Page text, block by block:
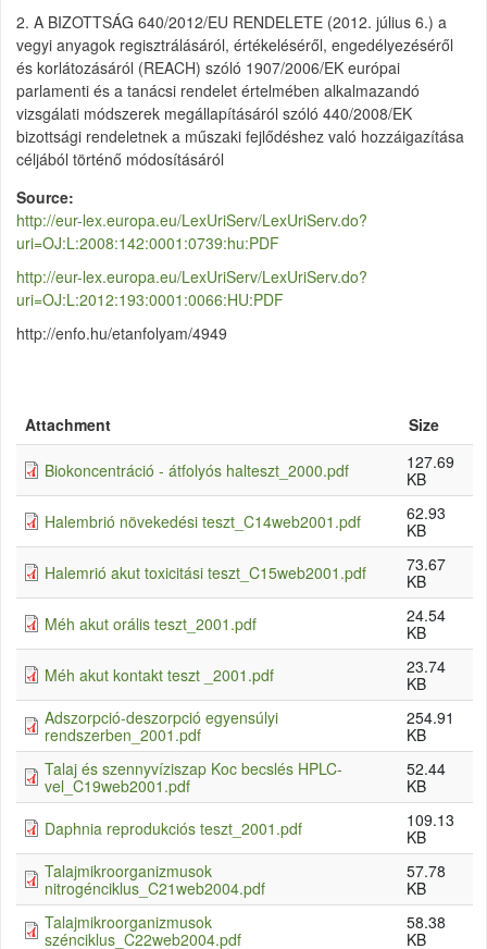
2. A BIZOTTSÁG 640/2012/EU RENDELETE (2012. július 6.) a
vegyi anyagok regisztrálásáról, értékeléséről, engedélyezéséről
és korlátozásáról (REACH) szóló 1907/2006/EK európai
parlamenti és a tanácsi rendelet értelmében alkalmazandó
vizsgálati módszerek megállapításáról szóló 440/2008/EK
bizottsági rendeletnek a műszaki fejlődéshez való hozzáigazítása
céljából történő módosításáról
Source
http://eur-lex.europa.eu/LexUriServ/LexUriServ.do?
uri=OJ:L:2008:142:0001:0739:hu:PDF
http://eur-lex.europa.eu/LexUriServ/LexUriServ.do?
uri=OJ:L:2012:193:0001:0066:HU:PDF
http://enfo.hu/etanfolyam/4949
Attachment Size
Biokoncentráció - átfolyós halteszt_2000.pdf
127.69
KB
Halembrió növekedési teszt_C14web2001.pdf
62.93
KB
Halemrió akut toxicitási teszt_C15web2001.pdf
73.67
KB
Méh akut orális teszt_2001.pdf
24.54
KB
Méh akut kontakt teszt _2001.pdf
23.74
KB
Adszorpció-deszorpció egyensúlyi
rendszerben_2001.pdf
254.91
KB
Talaj és szennyvíziszap Koc becslés HPLC-
vel_C19web2001.pdf
52.44
KB
Daphnia reprodukciós teszt_2001.pdf
109.13
KB
Talajmikroorganizmusok
nitrogénciklus_C21web2004.pdf
57.78
KB
Talajmikroorganizmusok
szénciklus_C22web2004.pdf
58.38
KB